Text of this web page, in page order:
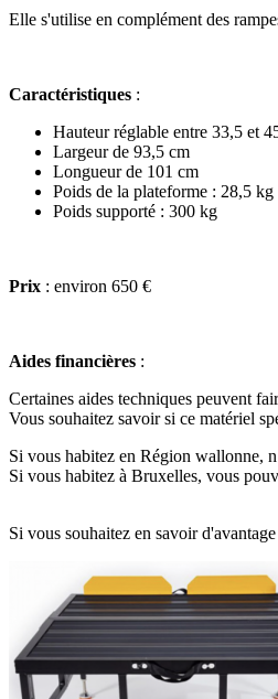
Elle s'utilise en complément des
Caractéristiques :
Hauteur réglable entre 33,5 et
Largeur de 93,5 cm
Longueur de 101 cm
Poids de la plateforme : 28,5 kg
Poids supporté : 300 kg
Prix : environ 650 €
Aides financières :
Certaines aides techniques peuvent
Vous souhaitez savoir si ce matériel
Si vous habitez en Région wallonne,
Si vous habitez à Bruxelles, vous
Si vous souhaitez en savoir